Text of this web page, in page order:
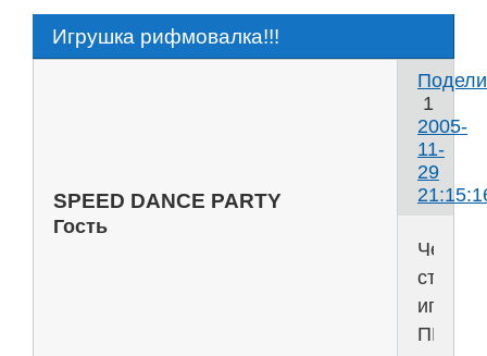
Игрушка рифмовалка!!!
1
2005-
11-
29
SPEED DANCE PARTY
Гость
Честно
игруха